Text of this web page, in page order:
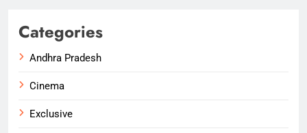
Categories
Andhra Pradesh
Cinema
Exclusive